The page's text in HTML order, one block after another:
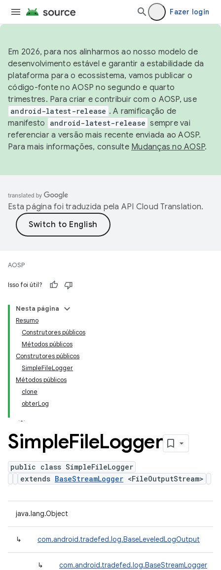
Fazer login
Em 2026, para nos alinharmos ao nosso modelo de
desenvolvimento estável e garantir a estabilidade da
plataforma para o ecossistema, vamos publicar o
código-fonte no AOSP no segundo e quarto
trimestres. Para criar e contribuir com o AOSP, use
android-latest-release . A ramificação de
manifesto
android-latest-release sempre vai
referenciar a versão mais recente enviada ao AOSP.
Para mais informações, consulte Mudanças no AOSP.
Esta página foi traduzida pela API Cloud Translation.
AOSP
Isso foi útil?
Nesta página
Resumo
Construtores públicos
Métodos públicos
Construtores públicos
SimpleFileLogger
Métodos públicos
clone
obterLog
SimpleFileLogger
public class SimpleFileLogger
extends BaseStreamLogger <FileOutputStream>
java.lang.Object
↳ com.android.tradefed.log.BaseLeveledLogOutput
↳
com.android.tradefed.log.BaseStreamLogger